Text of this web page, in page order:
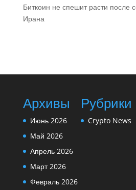
Биткоин не спешит расти
Ирана
Архивы
Июнь 2026
Май 2026
Апрель 2026
Март 2026
Февраль 2026
Рубрики
Crypto News